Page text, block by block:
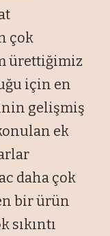
çok
ürettiğimiz
için en
gelişmiş
ek
daha çok
bir ürün
sıkıntı